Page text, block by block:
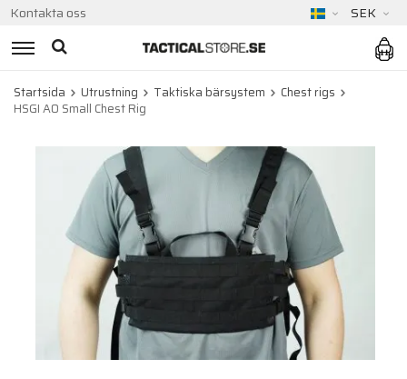
Kontakta oss SEK
Startsida Utrustning Taktiska bärsystem
Chest rigs
HSGI AO Small Chest Rig